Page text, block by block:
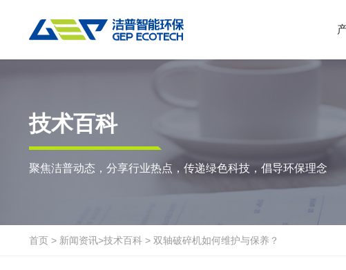
双轴撕碎机
单轴撕碎机
液压粗碎机
环锤式粉碎机
鼓式粉碎机
通用型粉碎机
破
立
RDF/SRF燃料制备系统
大件垃圾资源化系统
生物质资源化系统
陈腐垃圾 废电池
风电叶片 废旧电缆
废桶 硬盘
技术百科
聚焦洁普动态，分享行业热点，传递绿色科技，倡导环保理念
首页 > 新闻资讯>技术百科 > 双轴破碎机如何维护与保养？